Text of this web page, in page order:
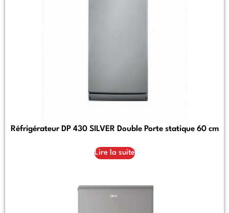
Réfrigérateur DP 430 SILVER Double Porte statique 60 cm
Lire la suite